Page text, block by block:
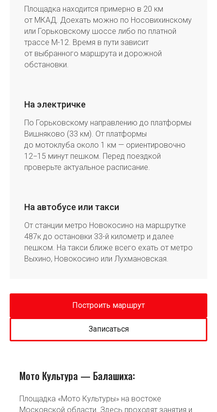
Площадка находится примерно в 20 км
от МКАД. Доехать можно по Носовихинскому
или Горьковскому шоссе либо по платной
трассе М-12. Время в пути зависит
от выбранного маршрута и дорожной
обстановки.
На электричке
По Горьковскому направлению до платформы
Вишняково (33 км). От платформы
до мотоклуба около 1 км — ориентировочно
12−15 минут пешком. Перед поездкой
проверьте актуальное расписание.
На автобусе или такси
От станции метро Новокосино на маршрутке
487к до остановки 33-й километр и далее
пешком. На такси ближе всего ехать от метро
Выхино, Новокосино или Лухмановская.
Построить маршрут
Записаться
Мото Культура — Балашиха:
Площадка «Мото Культуры» на востоке
Московской области. Здесь проходят занятия и